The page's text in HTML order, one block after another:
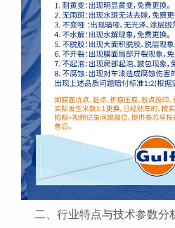
二、行业特点与技术参数分